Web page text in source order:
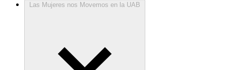
Las Mujeres nos Movemos en la UAB